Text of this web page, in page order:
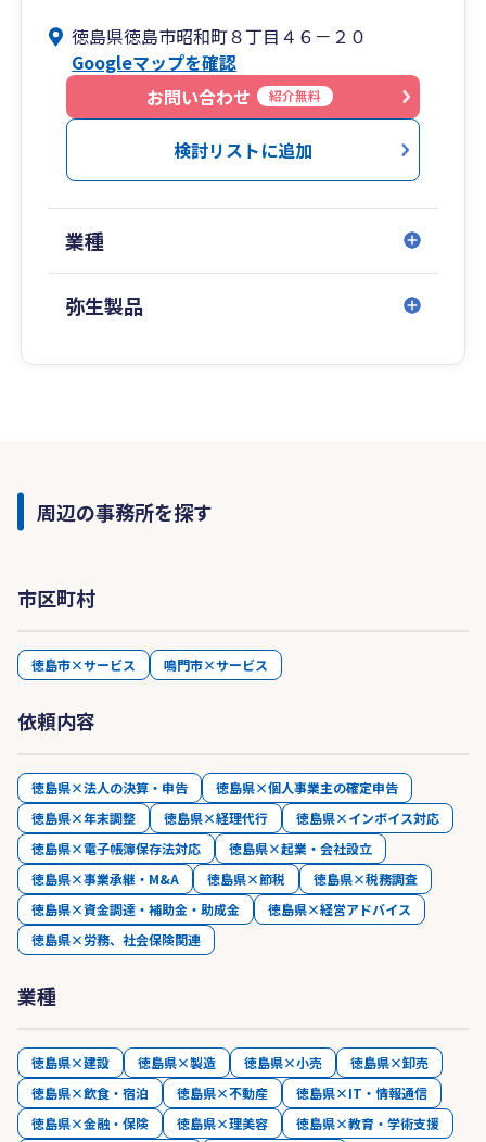
徳島県徳島市昭和町８丁目４６－２０
Googleマップを確認
お問い合わせ
紹介無料
検討リストに追加
業種
弥生製品
周辺の事務所を探す
市区町村
徳島市×サービス 鳴門市×サービス
依頼内容
徳島県×法人の決算・申告
徳島県×個人事業主の確定申告
徳島県×年末調整
徳島県×経理代行
徳島県×インボイス対応
徳島県×電子帳簿保存法対応
徳島県×起業・会社設立
徳島県×事業承継・M&A
徳島県×節税
徳島県×税務調査
徳島県×資金調達・補助金・助成金
徳島県×経営アドバイス
徳島県×労務、社会保険関連
業種
徳島県×建設 徳島県×製造 徳島県×小売
徳島県×卸売
徳島県×飲食・宿泊
徳島県×不動産
徳島県×IT・情報通信
徳島県×金融・保険
徳島県×理美容
徳島県×教育・学術支援